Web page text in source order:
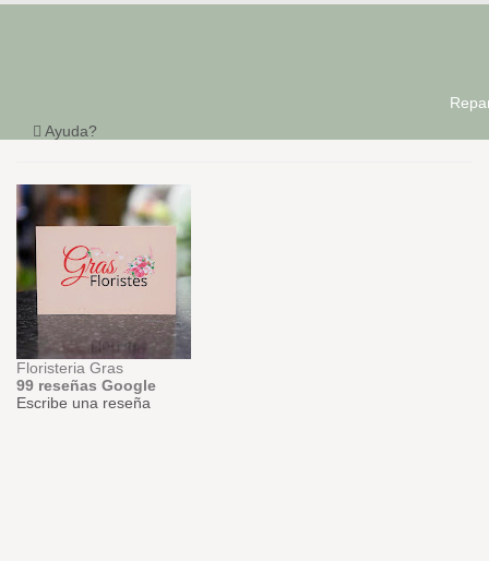
Ayuda?
Floristeria Gras
99 reseñas Google
Escribe una reseña